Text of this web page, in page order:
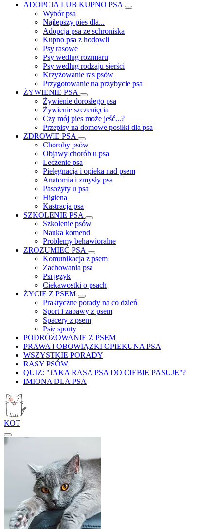
ADOPCJA LUB KUPNO PSA
Wybór psa
Najlepszy pies dla...
Adopcja psa ze schroniska
Kupno psa z hodowli
Psy rasowe
Psy według rozmiaru
Psy według rodzaju sierści
Krzyżowanie ras psów
Przygotowanie na przybycie psa
ŻYWIENIE PSA
Żywienie dorosłego psa
Żywienie szczenięcia
Czy mój pies może jeść...?
Przepisy na domowe posiłki dla psa
ZDROWIE PSA
Choroby psów
Objawy chorób u psa
Leczenie psa
Pielęgnacja i opieka nad psem
Anatomia i zmysły psa
Pasożyty u psa
Higiena
Kastracja psa
SZKOLENIE PSA
Szkolenie psów
Nauka komend
Problemy behawioralne
ZROZUMIEĆ PSA
Komunikacja z psem
Zachowania psa
Psi język
Ciekawostki o psach
ŻYCIE Z PSEM
Praktyczne porady na co dzień
Sport i zabawy z psem
Spacery z psem
Psie sporty
PODRÓŻOWANIE Z PSEM
PRAWA I OBOWIĄZKI OPIEKUNA PSA
WSZYSTKIE PORADY
RASY PSÓW
QUIZ: "JAKA RASA PSA DO CIEBIE PASUJE"?
IMIONA DLA PSA
KOT